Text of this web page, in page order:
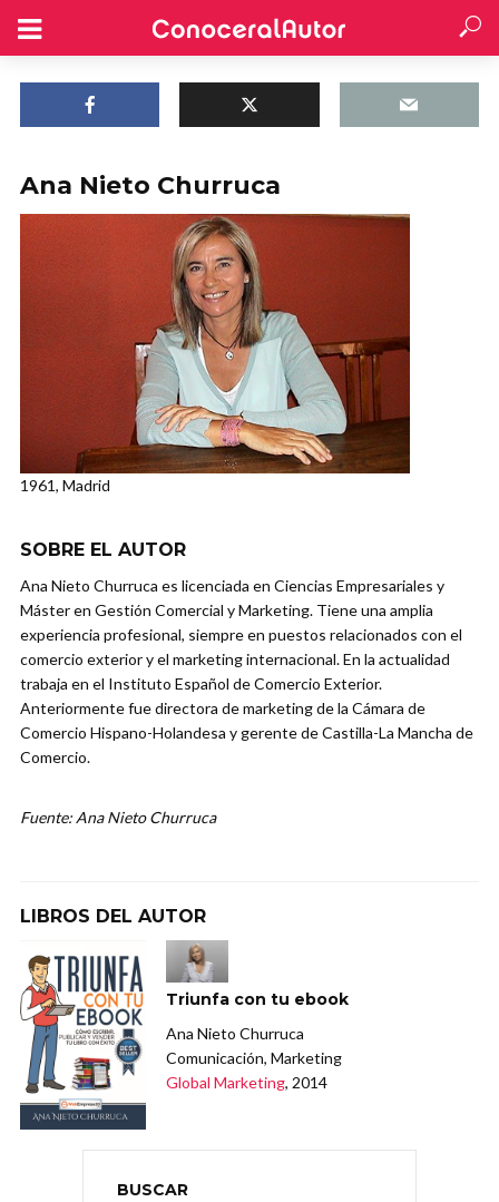
Ana Nieto Churruca
1961, Madrid
SOBRE EL AUTOR
Ana Nieto Churruca es licenciada en Ciencias Empresariales y
Máster en Gestión Comercial y Marketing. Tiene una amplia
experiencia profesional, siempre en puestos relacionados con el
comercio exterior y el marketing internacional. En la actualidad
trabaja en el Instituto Español de Comercio Exterior.
Anteriormente fue directora de marketing de la Cámara de
Comercio Hispano-Holandesa y gerente de Castilla-La Mancha de
Comercio.
Fuente: Ana Nieto Churruca
LIBROS DEL AUTOR
Triunfa con tu ebook
Ana Nieto Churruca
Comunicación, Marketing
Global Marketing, 2014
BUSCAR